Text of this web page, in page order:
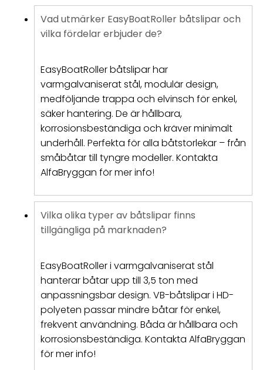
Vad utmärker EasyBoatRoller båtslipar och
vilka fördelar erbjuder de?
EasyBoatRoller båtslipar har
varmgalvaniserat stål, modulär design,
medföljande trappa och elvinsch för enkel,
säker hantering. De är hållbara,
korrosionsbeständiga och kräver minimalt
underhåll. Perfekta för alla båtstorlekar – från
småbåtar till tyngre modeller. Kontakta
AlfaBryggan för mer info!
Vilka olika typer av båtslipar finns
tillgängliga på marknaden?
EasyBoatRoller i varmgalvaniserat stål
hanterar båtar upp till 3,5 ton med
anpassningsbar design. VB-båtslipar i HD-
polyeten passar mindre båtar för enkel,
frekvent användning. Båda är hållbara och
korrosionsbeständiga. Kontakta AlfaBryggan
för mer info!